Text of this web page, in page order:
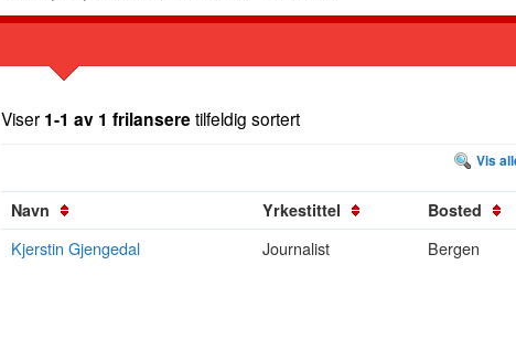
Viser 1-1 av 1 frilanseretilfeldig sortert
Vis
Navn Yrkestittel Bosted
Kjerstin Gjengedal Journalist Bergen